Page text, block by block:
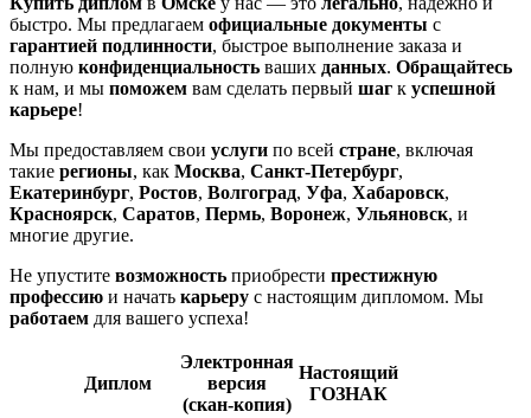
быстро. Мы предлагаем официальные документы с
гарантией подлинности, быстрое выполнение заказа и
полную конфиденциальность ваших данных. Обращайтесь
к нам, и мы поможем вам сделать первый шаг к успешной
карьере!
Мы предоставляем свои услуги по всей стране, включая
такие регионы, как Москва, Санкт-Петербург,
Екатеринбург, Ростов, Волгоград, Уфа, Хабаровск,
Красноярск, Саратов, Пермь, Воронеж, Ульяновск, и
многие другие.
Не упустите возможность приобрести престижную
профессию и начать карьеру с настоящим дипломом. Мы
работаем для вашего успеха!
Диплом
Электронная
версия
(скан-копия)
Настоящий
ГОЗНАК